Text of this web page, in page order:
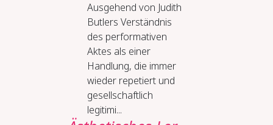
Ausgehend von Judith
Butlers Verständnis
des performativen
Aktes als einer
Handlung, die immer
wieder repetiert und
gesellschaftlich
legitimi...